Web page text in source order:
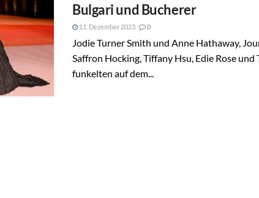
Bulgari und Bucherer
11. Dezember 2023 0
Jodie Turner Smith und Anne Hathaway,
Saffron Hocking, Tiffany Hsu, Edie Rose und
funkelten auf dem...